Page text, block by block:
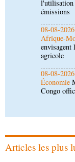
envisagent
agricole
08-08-
Économie
Congo
08-08-
Société
République
08-08-
sociale
Articles les plus